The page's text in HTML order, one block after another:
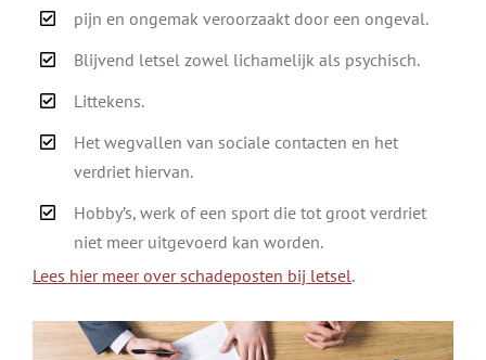
pijn en ongemak veroorzaakt door een ongeval.
Blijvend letsel zowel lichamelijk als psychisch.
Littekens.
Het wegvallen van sociale contacten en het
verdriet hiervan.
Hobby’s, werk of een sport die tot groot verdriet
niet meer uitgevoerd kan worden.
Lees hier meer over schadeposten bij letsel.